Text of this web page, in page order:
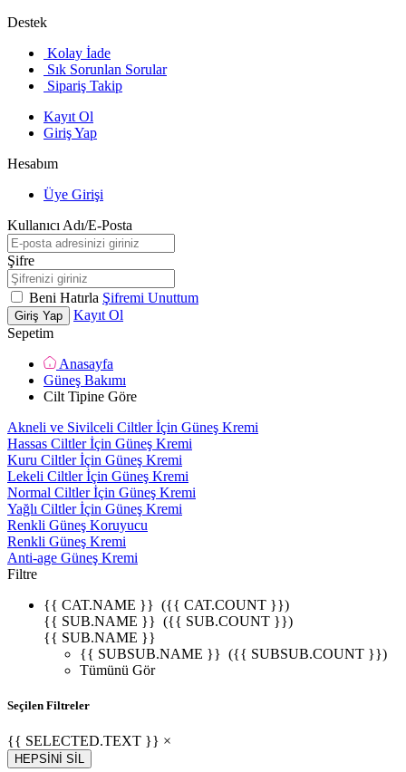
Destek
Kolay İade
Sık Sorunlan Sorular
Sipariş Takip
Kayıt Ol
Giriş Yap
Hesabım
Üye Girişi
Kullanıcı Adı/E-Posta
Şifre
Beni Hatırla Şifremi Unuttum
Giriş Yap
Kayıt Ol
Sepetim
Anasayfa
Güneş Bakımı
Cilt Tipine Göre
Akneli ve Sivilceli Ciltler İçin Güneş Kremi
Hassas Ciltler İçin Güneş Kremi
Kuru Ciltler İçin Güneş Kremi
Lekeli Ciltler İçin Güneş Kremi
Normal Ciltler İçin Güneş Kremi
Yağlı Ciltler İçin Güneş Kremi
Renkli Güneş Koruyucu
Renkli Güneş Kremi
Anti-age Güneş Kremi
Filtre
{{ CAT.NAME }} ({{ CAT.COUNT }})
{{ SUB.NAME }} ({{ SUB.COUNT }})
{{ SUB.NAME }}
{{ SUBSUB.NAME }} ({{ SUBSUB.COUNT }})
Tümünü Gör
Seçilen Filtreler
{{ SELECTED.TEXT }} ×
HEPSİNİ SİL